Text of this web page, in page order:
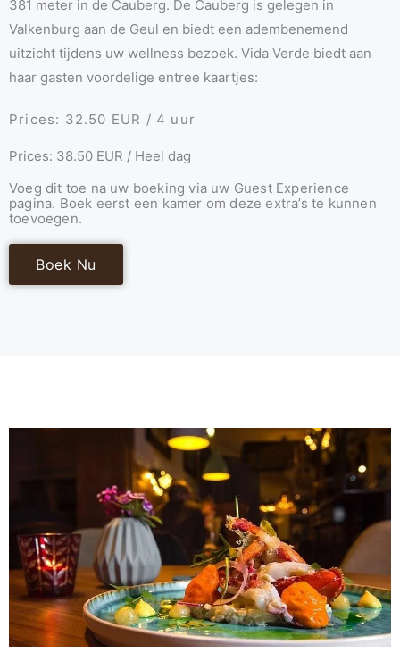
381 meter in de Cauberg. De Cauberg is gelegen in
Valkenburg aan de Geul en biedt een adembenemend
uitzicht tijdens uw wellness bezoek. Vida Verde biedt aan
haar gasten voordelige entree kaartjes:
Prices: 32.50 EUR / 4 uur
Prices: 38.50 EUR / Heel dag
Voeg dit toe na uw boeking via uw Guest Experience
pagina. Boek eerst een kamer om deze extra’s te kunnen
toevoegen.
Boek Nu